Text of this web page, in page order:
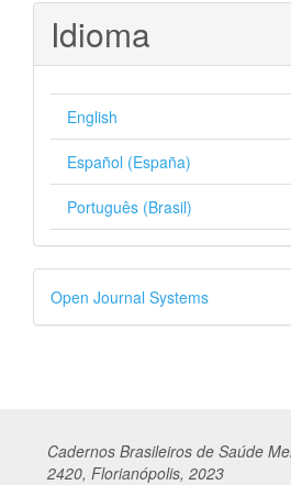
Idioma
English
Español (España)
Português (Brasil)
Desenvolvido
por
Open Journal Systems
Cadernos Brasileiros de Saúde
2420, Florianópolis, 2023